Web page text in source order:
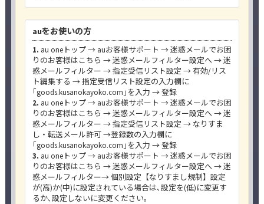
auをお使いの方
1. au oneトップ → auお客様サポート → 迷惑メールでお困
りのお客様はこちら → 迷惑メールフィルター設定へ → 迷
惑メールフィルター → 指定受信リスト設定 → 有効/リス
ト編集する → 指定受信リスト設定の入力欄に
｢goods.kusanokayoko.com｣を入力 → 登録
2. au oneトップ → auお客様サポート → 迷惑メールでお困
りのお客様はこちら → 迷惑メールフィルター設定へ → 迷
惑メールフィルター → 指定受信リスト設定 → なりすま
し・転送メール許可 →登録数の入力欄に
｢goods.kusanokayoko.com｣を入力 → 登録
3. au oneトップ → auお客様サポート → 迷惑メールでお困
りのお客様はこちら → 迷惑メールフィルター設定へ → 迷
惑メールフィルター→ 個別設定【なりすまし規制】設定
が(高)か(中)に設定されている場合は､設定を(低)に変更す
るか､設定しないに変更ください。